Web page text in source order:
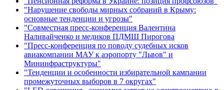
"Нарушение свободы мирных собраний в Крыму:
основные тенденции и угрозы"
"Совместная пресс-конференция Валентина
Наливайченко и медиков ПДМШ Пирогова
"Пресс-конференция по поводу судебных исков
авиакомпании МАУ к аэропорту "Львов" и
Мининфраструктуры"
"Тенденции и особенности избирательной кампании
промежуточных выборов в 7 округах"